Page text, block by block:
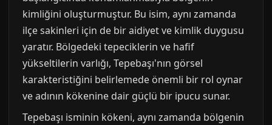
kimliğini oluşturmuştur. Bu isim, aynı zamanda
ilçe sakinleri için de bir aidiyet ve kimlik duygusu
yaratır. Bölgedeki tepeciklerin ve hafif
yükseltilerin varlığı, Tepebaşı'nın görsel
karakteristiğini belirlemede önemli bir rol oynar
ve adının kökenine dair güçlü bir ipucu sunar.
Tepebaşı isminin kökeni, aynı zamanda bölgenin